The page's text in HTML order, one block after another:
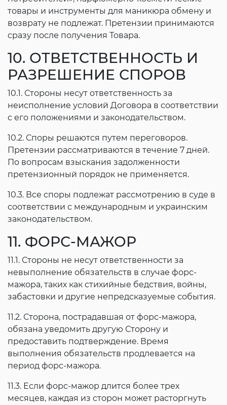
товары и инструменты для маникюра обмену и
возврату не подлежат. Претензии принимаются
сразу после получения Товара.
10. ОТВЕТСТВЕННОСТЬ И
РАЗРЕШЕНИЕ СПОРОВ
10.1. Стороны несут ответственность за
неисполнение условий Договора в соответствии
с его положениями и законодательством.
10.2. Споры решаются путем переговоров.
Претензии рассматриваются в течение 7 дней.
По вопросам взыскания задолженности
претензионный порядок не применяется.
10.3. Все споры подлежат рассмотрению в суде в
соответствии с международным и украинским
законодательством.
11. ФОРС-МАЖОР
11.1. Стороны не несут ответственности за
невыполнение обязательств в случае форс-
мажора, таких как стихийные бедствия, войны,
забастовки и другие непредсказуемые события.
11.2. Сторона, пострадавшая от форс-мажора,
обязана уведомить другую Сторону и
предоставить подтверждение. Время
выполнения обязательств продлевается на
период форс-мажора.
11.3. Если форс-мажор длится более трех
месяцев, каждая из сторон может расторгнуть